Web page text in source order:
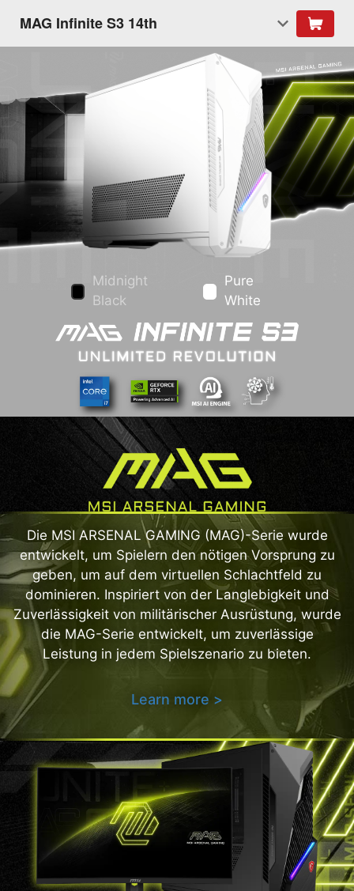
MAG Infinite S3 14th
Midnight
Black
Pure
White
Die MSI ARSENAL GAMING (MAG)-Serie wurde
entwickelt, um Spielern den nötigen Vorsprung zu
geben, um auf dem virtuellen Schlachtfeld zu
dominieren. Inspiriert von der Langlebigkeit und
Zuverlässigkeit von militärischer Ausrüstung, wurde
die MAG-Serie entwickelt, um zuverlässige
Leistung in jedem Spielszenario zu bieten.
Learn more >